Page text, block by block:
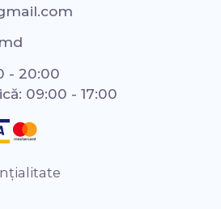
- 20:00
09:00 - 17:00